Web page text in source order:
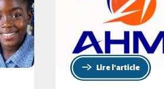
Lire l'article